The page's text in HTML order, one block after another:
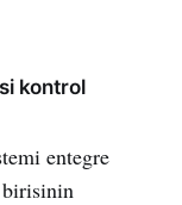
kontrol
entegre
birisinin